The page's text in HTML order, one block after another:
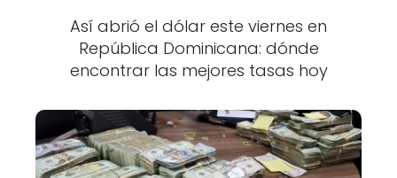
Así abrió el dólar este viernes en
República Dominicana: dónde
encontrar las mejores tasas hoy